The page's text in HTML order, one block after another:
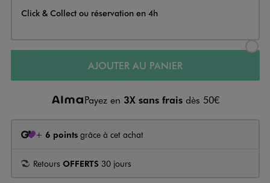
Click & Collect ou réservation en 4h
AJOUTER AU PANIER
Payez en 3X sans frais dès 50€
+ 6 points grâce à cet achat
Retours OFFERTS 30 jours